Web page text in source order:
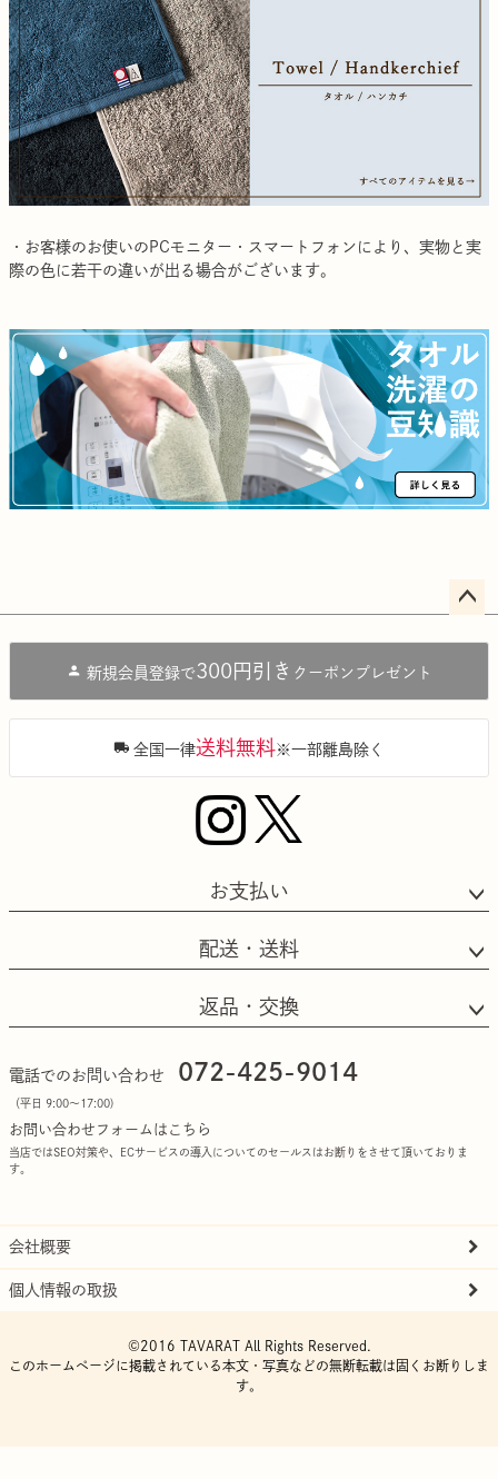
・お客様のお使いのPCモニター・スマートフォンにより、実物と実
際の色に若干の違いが出る場合がございます。
へ
新規会員登録で300円引き クーポンプレゼント
全国一律送料無料※一部離島除く
お支払い
配送・送料
返品・交換
電話でのお問い合わせ 072-425-9014
（平日 9:00〜17:00)
お問い合わせフォームはこちら
当店ではSEO対策や、ECサービスの導入についてのセールスはお断りをさせて頂いておりま
す。
会社概要
個人情報の取扱
©2016 TAVARAT All Rights Reserved.
このホームページに掲載されている本文・写真などの無断転載は固くお断りしま
す。